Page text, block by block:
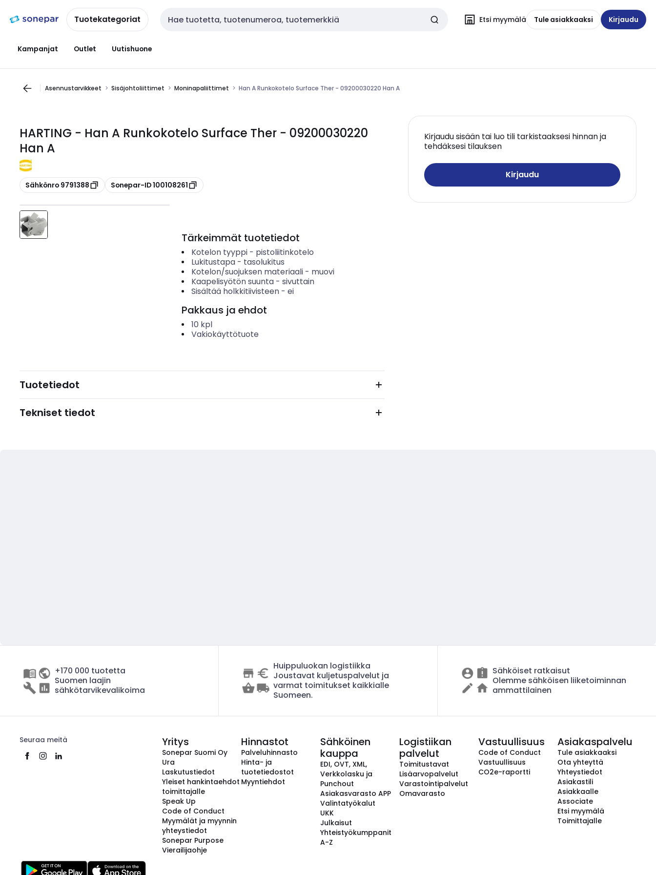
navigointiinsisältöönTuotekategoriat Haku Etsi myymälä Tule asiakkaaksi Kirjaudu
Kampanjat Outlet Uutishuone
Asennustarvikkeet Sisäjohtoliittimet Moninapaliittimet Han A Runkokotelo Surface Ther - 09200030220 Han A
HARTING - Han A Runkokotelo Surface Ther - 09200030220
Han A
Kopioi
Sähkönro 9791388 Kopioi
Sonepar-ID 100108261
Kirjaudu sisään tai luo tili tarkistaaksesi hinnan ja
tehdäksesi tilauksen
Kirjaudu
Tärkeimmät tuotetiedot
Kotelon tyyppi- pistoliitinkotelo
Lukitustapa- tasolukitus
Kotelon/suojuksen materiaali- muovi
Kaapelisyötön suunta- sivuttain
Sisältää holkkitiivisteen- ei
Pakkaus ja ehdot
10 kpl
Vakiokäyttötuote
Tuotetiedot
Tekniset tiedot
+170 000 tuotetta
Suomen laajin
sähkötarvikevalikoima
Huippuluokan logistiikka
Joustavat kuljetuspalvelut ja
varmat toimitukset kaikkialle
Suomeen.
Sähköiset ratkaisut
Olemme sähköisen liiketoiminnan
ammattilainen
Seuraa meitä Yritys
Sonepar Suomi Oy
Ura
Laskutustiedot
Yleiset hankintaehdot
toimittajalle
Speak Up
Code of Conduct
Myymälät ja myynnin
yhteystiedot
Sonepar Purpose
Vierailijaohje
Hinnastot
Palveluhinnasto
Hinta- ja
tuotetiedostot
Myyntiehdot
Sähköinen
kauppa
EDI, OVT, XML,
Verkkolasku ja
Punchout
Asiakasvarasto APP
Valintatyökalut
UKK
Julkaisut
Yhteistyökumppanit
A-Z
Logistiikan
palvelut
Toimitustavat
Lisäarvopalvelut
Varastointipalvelut
Omavarasto
Vastuullisuus
Code of Conduct
Vastuullisuus
CO2e-raportti
Asiakaspalvelu
Tule asiakkaaksi
Ota yhteyttä
Yhteystiedot
Asiakastili
Asiakkaalle
Associate
Etsi myymälä
Toimittajalle